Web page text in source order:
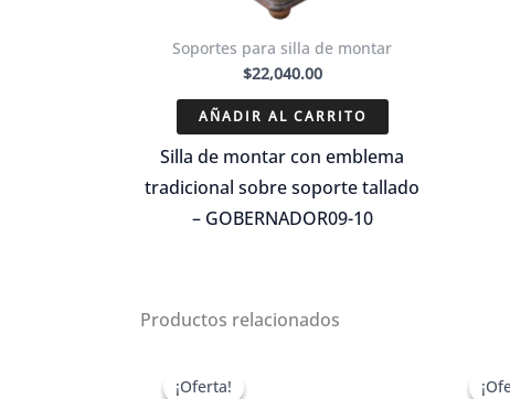
Soportes para silla de montar
$22,040.00
AÑADIR AL CARRITO
Silla de montar con emblema
tradicional sobre soporte tallado
– GOBERNADOR09-10
Productos relacionados
¡Oferta!
¡Oferta!